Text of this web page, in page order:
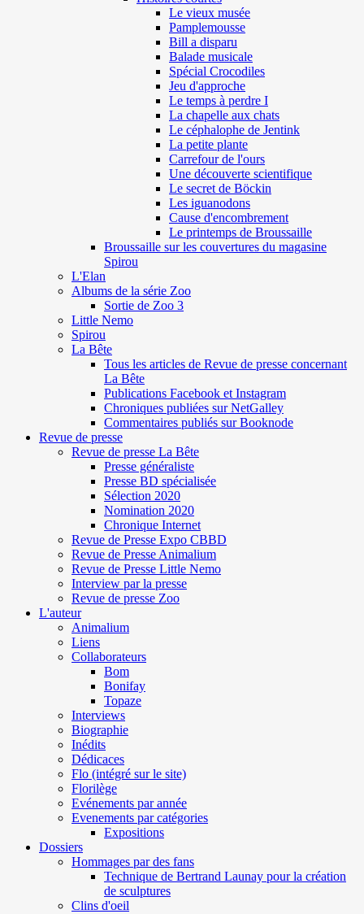
Le vieux musée
Pamplemousse
Bill a disparu
Balade musicale
Spécial Crocodiles
Jeu d'approche
Le temps à perdre I
La chapelle aux chats
Le céphalophe de Jentink
La petite plante
Carrefour de l'ours
Une découverte scientifique
Le secret de Böckin
Les iguanodons
Cause d'encombrement
Le printemps de Broussaille
Broussaille sur les couvertures du magasine
Spirou
L'Elan
Albums de la série Zoo
Sortie de Zoo 3
Little Nemo
Spirou
La Bête
Tous les articles de Revue de presse concernant
La Bête
Publications Facebook et Instagram
Chroniques publiées sur NetGalley
Commentaires publiés sur Booknode
Revue de presse
Revue de presse La Bête
Presse généraliste
Presse BD spécialisée
Sélection 2020
Nomination 2020
Chronique Internet
Revue de Presse Expo CBBD
Revue de Presse Animalium
Revue de Presse Little Nemo
Interview par la presse
Revue de presse Zoo
L'auteur
Animalium
Liens
Collaborateurs
Bom
Bonifay
Topaze
Interviews
Biographie
Inédits
Dédicaces
Flo (intégré sur le site)
Florilège
Evénements par année
Evenements par catégories
Expositions
Dossiers
Hommages par des fans
Technique de Bertrand Launay pour la création
de sculptures
Clins d'oeil